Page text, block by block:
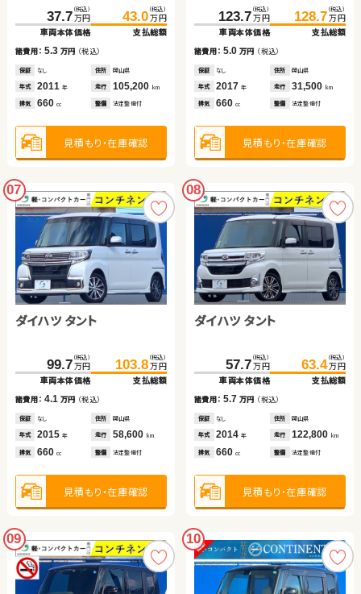
37.7 （税込）
万円
車両本体価格
43.0 （税込）
万円
支払総額
諸費用：5.3 万円 （税込）
保証 なし 住所 岡山県
年式 2011 年 走行 105,200 km
排気 660 cc 整備 法定整備付
見積もり・在庫確認
123.7 （税込）
万円
車両本体価格
128.7 （税込）
万円
支払総額
諸費用：5.0 万円 （税込）
保証 なし 住所 岡山県
年式 2017 年 走行 31,500 km
排気 660 cc 整備 法定整備付
見積もり・在庫確認
07
ダイハツ タント
99.7 （税込）
万円
車両本体価格
103.8 （税込）
万円
支払総額
諸費用：4.1 万円 （税込）
保証 なし 住所 岡山県
年式 2015 年 走行 58,600 km
排気 660 cc 整備 法定整備付
見積もり・在庫確認
08
ダイハツ タント
57.7 （税込）
万円
車両本体価格
63.4 （税込）
万円
支払総額
諸費用：5.7 万円 （税込）
保証 なし 住所 岡山県
年式 2014 年 走行 122,800 km
排気 660 cc 整備 法定整備付
見積もり・在庫確認
09 10